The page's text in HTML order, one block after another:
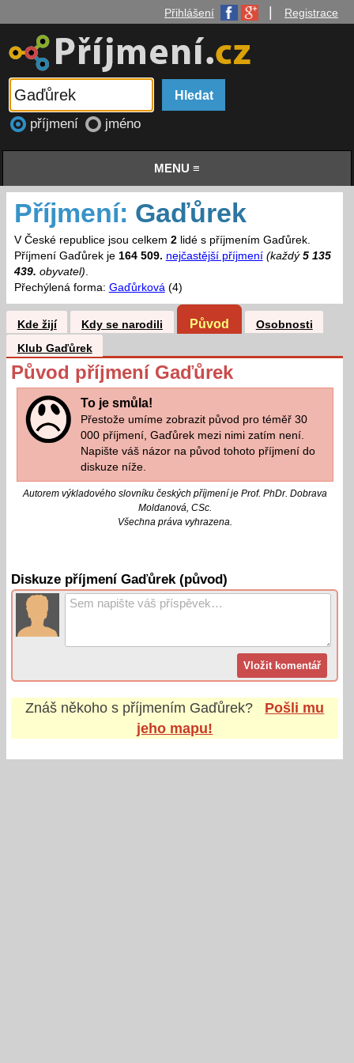
Přihlášení Registrace
příjmení jméno
MENU ≡
Příjmení: Gaďůrek
V České republice jsou celkem 2lidé s příjmením Gaďůrek.
Příjmení Gaďůrek je 164 509. nejčastější příjmení (každý 5 135
439. obyvatel).
Přechýlená forma: Gaďůrková(4)
Kde žijí Kdy se narodili Původ
Osobnosti
Klub Gaďůrek
Původ příjmení Gaďůrek
To je smůla!
Přestože umíme zobrazit původ pro téměř 30
000 příjmení, Gaďůrek mezi nimi zatím není.
Napište váš názor na původ tohoto příjmení do
diskuze níže.
Autorem výkladového slovníku českých příjmení je Prof. PhDr. Dobrava
Moldanová, CSc.
Všechna práva vyhrazena.
Diskuze příjmení Gaďůrek (původ)
Znáš někoho s příjmením Gaďůrek?
Pošli mu
jeho mapu!